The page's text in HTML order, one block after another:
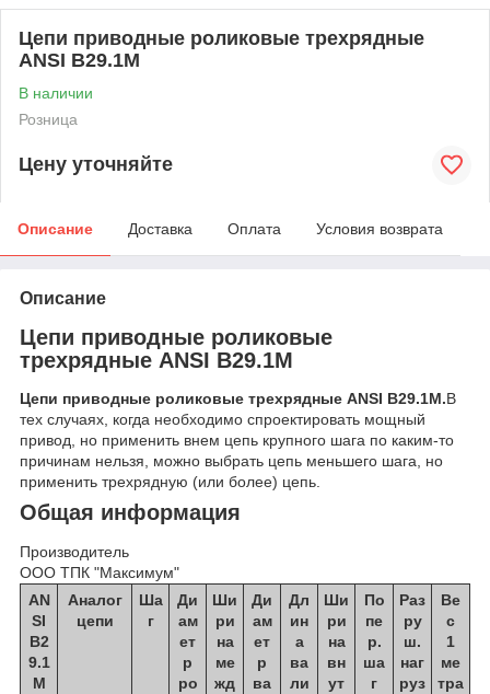
Цепи приводные роликовые трехрядные
ANSI B29.1M
В наличии
Розница
Цену уточняйте
Описание Доставка Оплата Условия возврата
Описание
Цепи приводные роликовые
трехрядные ANSI B29.1M
Цепи приводные роликовые трехрядные ANSI B29.1M.В
тех случаях, когда необходимо спроектировать мощный
привод, но применить внем цепь крупного шага по каким-то
причинам нельзя, можно выбрать цепь меньшего шага, но
применить трехрядную (или более) цепь.
Общая информация
Производитель
ООО ТПК "Максимум"
AN
SI
В2
9.1
М
Аналог
цепи
Ша
г
Ди
ам
ет
р
ро
Ши
ри
на
ме
жд
Ди
ам
ет
р
ва
Дл
ин
а
ва
ли
Ши
ри
на
вн
ут
По
пе
р.
ша
г
Раз
ру
ш.
наг
руз
Ве
с
1
ме
тра